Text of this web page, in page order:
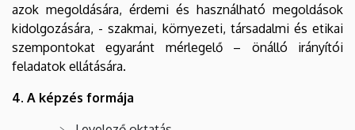
azok megoldására, érdemi és használható megoldások
kidolgozására, - szakmai, környezeti, társadalmi és etikai
szempontokat egyaránt mérlegelő – önálló irányítói
feladatok ellátására.
4. A képzés formája